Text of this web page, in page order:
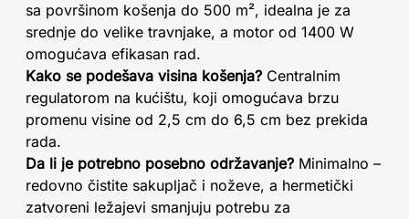
sa površinom košenja do 500 m², idealna je za
srednje do velike travnjake, a motor od 1400 W
omogućava efikasan rad.
Kako se podešava visina košenja? Centralnim
regulatorom na kućištu, koji omogućava brzu
promenu visine od 2,5 cm do 6,5 cm bez prekida
rada.
Da li je potrebno posebno održavanje? Minimalno –
redovno čistite sakupljač i noževe, a hermetički
zatvoreni ležajevi smanjuju potrebu za